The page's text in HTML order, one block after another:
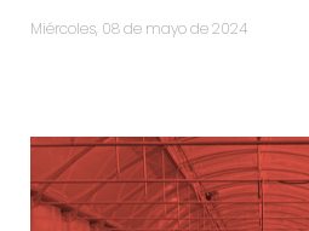
miércoles, 08 de mayo de 2024